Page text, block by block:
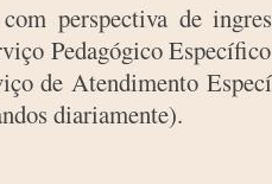
perspectiva de
Pedagógico
de Atendimento
diariamente).